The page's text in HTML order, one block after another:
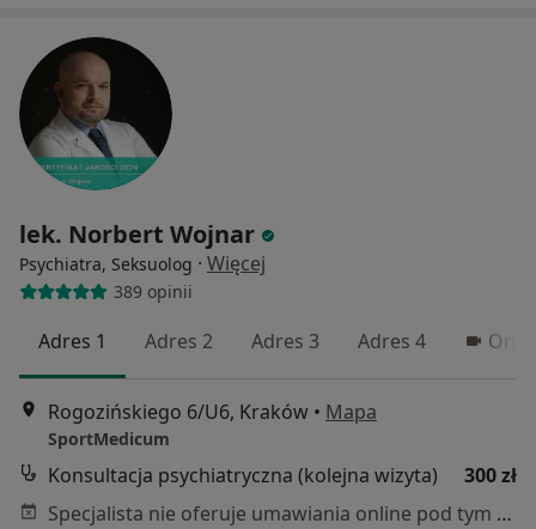
lek. Norbert Wojnar
Psychiatra, Seksuolog · Więcej
389 opinii
Adres 1 Adres 2 Adres 3 Adres 4
Rogozińskiego 6/U6, Kraków • Mapa
SportMedicum
Konsultacja psychiatryczna (kolejna wizyta)
300 zł
Specjalista nie oferuje umawiania online pod tym adresem.